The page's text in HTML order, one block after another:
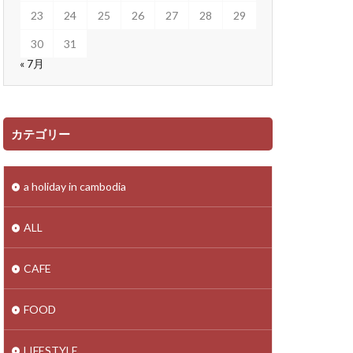
23 24 25 26 27 28 29
30
31
« 7月
カテゴリー
a holiday in cambodia
ALL
CAFE
FOOD
LIFESTYLE